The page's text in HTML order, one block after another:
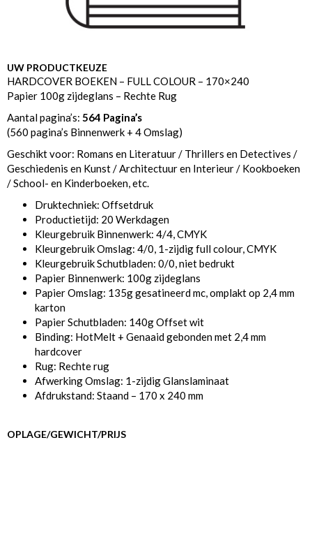
UW PRODUCTKEUZE
HARDCOVER BOEKEN – FULL COLOUR – 170×240
Papier 100g zijdeglans – Rechte Rug
Aantal pagina’s: 564 Pagina’s
(560 pagina’s Binnenwerk + 4 Omslag)
Geschikt voor: Romans en Literatuur / Thrillers en Detectives /
Geschiedenis en Kunst / Architectuur en Interieur / Kookboeken
/ School- en Kinderboeken, etc.
Druktechniek: Offsetdruk
Productietijd: 20 Werkdagen
Kleurgebruik Binnenwerk: 4/4, CMYK
Kleurgebruik Omslag: 4/0, 1-zijdig full colour, CMYK
Kleurgebruik Schutbladen: 0/0, niet bedrukt
Papier Binnenwerk: 100g zijdeglans
Papier Omslag: 135g gesatineerd mc, omplakt op 2,4 mm
karton
Papier Schutbladen: 140g Offset wit
Binding: HotMelt + Genaaid gebonden met 2,4 mm
hardcover
Rug: Rechte rug
Afwerking Omslag: 1-zijdig Glanslaminaat
Afdrukstand: Staand – 170 x 240 mm
OPLAGE/GEWICHT/PRIJS